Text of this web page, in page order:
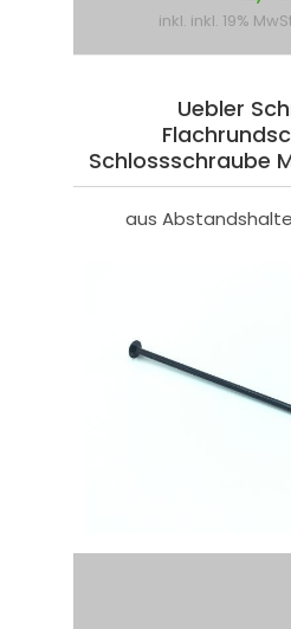
inkl. inkl. 19%
Uebler
Schlossschraube
aus